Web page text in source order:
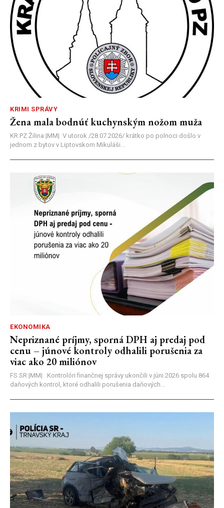
KRIMI SPRÁVY
Žena mala bodnúť kuchynským nožom muža
KR PZ Žilina |MM| V utorok /28.07.2026/ krátko po polnoci došlo v
jednom z bytov v Liptovskom Mikuláši...
EKONOMIKA
Nepriznané príjmy, sporná DPH aj predaj pod
cenu – júnové kontroly odhalili porušenia za
viac ako 20 miliónov
FS SR |MM| Kontrolóri finančnej správy ukončili v júni 2026 spolu 864
daňových kontrol, ktoré odhalili porušenia daňových...